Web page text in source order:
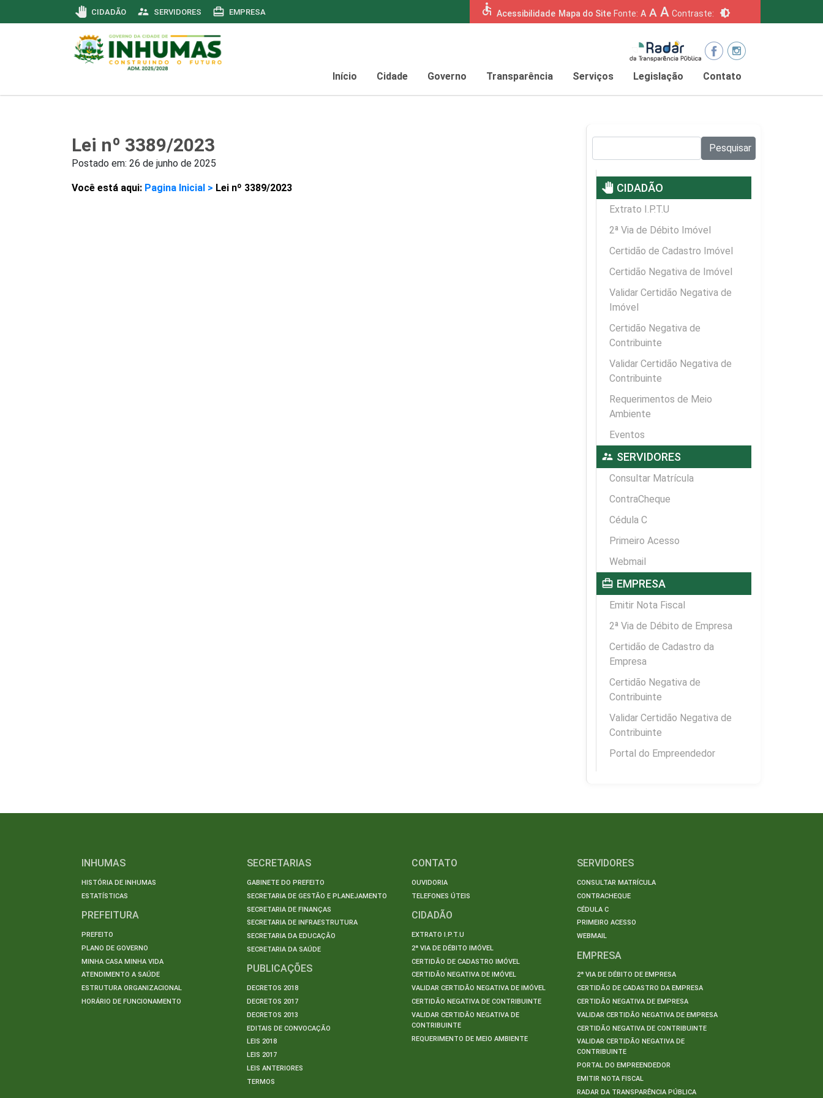
pan_tool CIDADÃO supervisor_account SERVIDORES card_travel EMPRESA accessible Acessibilidade Mapa do Site Fonte: A A A Contraste: brightness_6
Início Cidade Governo Transparência Serviços Legislação Contato
Lei nº 3389/2023
Postado em: 26 de junho de 2025
Você está aqui: Pagina Inicial > Lei nº 3389/2023
Pesquisar
pan_tool CIDADÃO
Extrato I.P.T.U
2ª Via de Débito Imóvel
Certidão de Cadastro Imóvel
Certidão Negativa de Imóvel
Validar Certidão Negativa de
Imóvel
Certidão Negativa de
Contribuinte
Validar Certidão Negativa de
Contribuinte
Requerimentos de Meio
Ambiente
Eventos
supervisor_account SERVIDORES
Consultar Matrícula
ContraCheque
Cédula C
Primeiro Acesso
Webmail
card_travel EMPRESA
Emitir Nota Fiscal
2ª Via de Débito de Empresa
Certidão de Cadastro da
Empresa
Certidão Negativa de
Contribuinte
Validar Certidão Negativa de
Contribuinte
Portal do Empreendedor
INHUMAS
HISTÓRIA DE INHUMAS
ESTATÍSTICAS
PREFEITURA
PREFEITO
PLANO DE GOVERNO
MINHA CASA MINHA VIDA
ATENDIMENTO A SAÚDE
ESTRUTURA ORGANIZACIONAL
HORÁRIO DE FUNCIONAMENTO
SECRETARIAS
GABINETE DO PREFEITO
SECRETARIA DE GESTÃO E PLANEJAMENTO
SECRETARIA DE FINANÇAS
SECRETARIA DE INFRAESTRUTURA
SECRETARIA DA EDUCAÇÃO
SECRETARIA DA SAÚDE
PUBLICAÇÕES
DECRETOS 2018
DECRETOS 2017
DECRETOS 2013
EDITAIS DE CONVOCAÇÃO
LEIS 2018
LEIS 2017
LEIS ANTERIORES
TERMOS
CONTATO
OUVIDORIA
TELEFONES ÚTEIS
CIDADÃO
EXTRATO I.P.T.U
2ª VIA DE DÉBITO IMÓVEL
CERTIDÃO DE CADASTRO IMÓVEL
CERTIDÃO NEGATIVA DE IMÓVEL
VALIDAR CERTIDÃO NEGATIVA DE IMÓVEL
CERTIDÃO NEGATIVA DE CONTRIBUINTE
VALIDAR CERTIDÃO NEGATIVA DE
CONTRIBUINTE
REQUERIMENTO DE MEIO AMBIENTE
SERVIDORES
CONSULTAR MATRÍCULA
CONTRACHEQUE
CÉDULA C
PRIMEIRO ACESSO
WEBMAIL
EMPRESA
2ª VIA DE DÉBITO DE EMPRESA
CERTIDÃO DE CADASTRO DA EMPRESA
CERTIDÃO NEGATIVA DE EMPRESA
VALIDAR CERTIDÃO NEGATIVA DE EMPRESA
CERTIDÃO NEGATIVA DE CONTRIBUINTE
VALIDAR CERTIDÃO NEGATIVA DE
CONTRIBUINTE
PORTAL DO EMPREENDEDOR
EMITIR NOTA FISCAL
RADAR DA TRANSPARÊNCIA PÚBLICA